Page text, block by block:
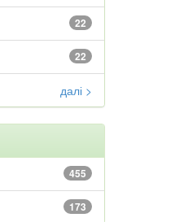
22
22
далі >
455
173